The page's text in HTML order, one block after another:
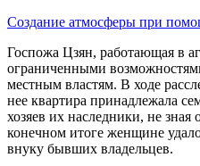
Создание атмосферы при
Госпожа Цзян, работающая в
ограниченными
местным властям. В ходе
нее квартира принадлежала
хозяев их наследники, не
конечном итоге женщине
внуку бывших владельцев.